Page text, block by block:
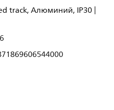
track, Алюминий, IP30 |